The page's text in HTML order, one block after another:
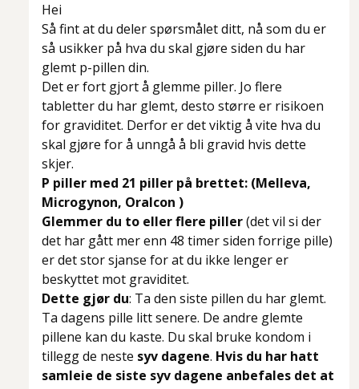
Hei
Så fint at du deler spørsmålet ditt, nå som du er
så usikker på hva du skal gjøre siden du har
glemt p-pillen din.
Det er fort gjort å glemme piller. Jo flere
tabletter du har glemt, desto større er risikoen
for graviditet. Derfor er det viktig å vite hva du
skal gjøre for å unngå å bli gravid hvis dette
skjer.
P piller med 21 piller på brettet: (Melleva,
Microgynon, Oralcon )
Glemmer du to eller flere piller(det vil si der
det har gått mer enn 48 timer siden forrige pille)
er det stor sjanse for at du ikke lenger er
beskyttet mot graviditet.
Dette gjør du: Ta den siste pillen du har glemt.
Ta dagens pille litt senere. De andre glemte
pillene kan du kaste. Du skal bruke kondom i
tillegg de neste syv dagene. Hvis du har hatt
samleie de siste syv dagene anbefales det at